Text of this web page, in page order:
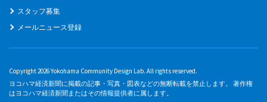
スタッフ募集
メールニュース登録
Copyright 2026 Yokohama Community Design Lab. All rights reserved.
ヨコハマ経済新聞に掲載の記事・写真・図表などの無断転載を禁止します。 著作権
はヨコハマ経済新聞またはその情報提供者に属します。